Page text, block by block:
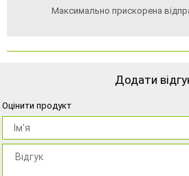
Максимально прискорена
Додати
Оцінити продукт